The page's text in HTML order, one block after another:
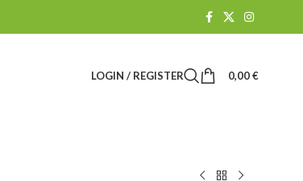
LOGIN / REGISTER 0,00€